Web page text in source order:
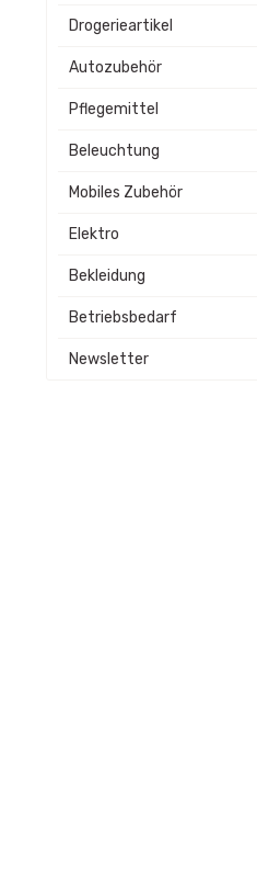
Drogerieartikel
Autozubehör
Pflegemittel
Beleuchtung
Mobiles Zubehör
Elektro
Bekleidung
Betriebsbedarf
Newsletter